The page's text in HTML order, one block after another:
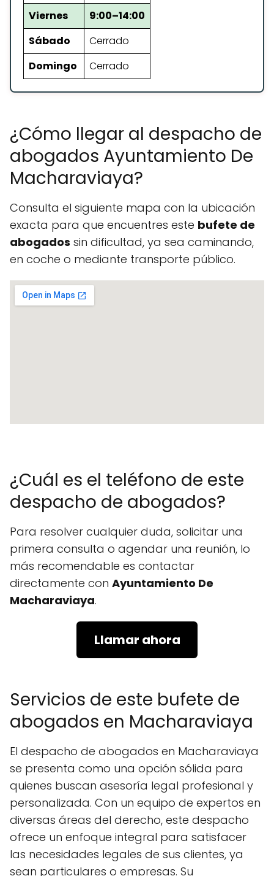
Viernes
9:00–14:00
Sábado
Cerrado
Domingo
Cerrado
¿Cómo llegar al despacho de
abogados Ayuntamiento De
Macharaviaya?
Consulta el siguiente mapa con la ubicación
exacta para que encuentres este bufete de
abogados sin dificultad, ya sea caminando,
en coche o mediante transporte público.
¿Cuál es el teléfono de este
despacho de abogados?
Para resolver cualquier duda, solicitar una
primera consulta o agendar una reunión, lo
más recomendable es contactar
directamente con Ayuntamiento De
Macharaviaya.
Llamar ahora
Servicios de este bufete de
abogados en Macharaviaya
El despacho de abogados en Macharaviaya
se presenta como una opción sólida para
quienes buscan asesoría legal profesional y
personalizada. Con un equipo de expertos en
diversas áreas del derecho, este despacho
ofrece un enfoque integral para satisfacer
las necesidades legales de sus clientes, ya
sean particulares o empresas. Su